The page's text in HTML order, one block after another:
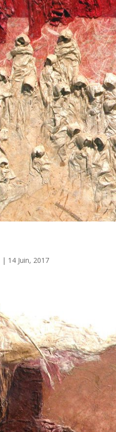
| 14 Juin, 2017